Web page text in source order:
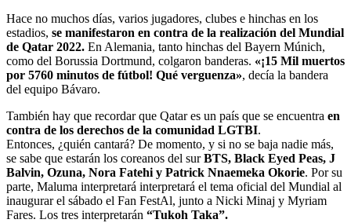
Hace no muchos días, varios jugadores, clubes e hinchas en los
estadios, se manifestaron en contra de la realización del Mundial
de Qatar 2022. En Alemania, tanto hinchas del Bayern Múnich,
como del Borussia Dortmund, colgaron banderas. «¡15 Mil muertos
por 5760 minutos de fútbol! Qué verguenza», decía la bandera
del equipo Bávaro.
También hay que recordar que Qatar es un país que se encuentra en
contra de los derechos de la comunidad LGTBI.
Entonces, ¿quién cantará? De momento, y si no se baja nadie más,
se sabe que estarán los coreanos del surBTS, Black Eyed Peas, J
Balvin, Ozuna, Nora Fatehi y Patrick Nnaemeka Okorie. Por su
parte, Maluma interpretará interpretará el tema oficial del Mundial al
inaugurar el sábado el Fan FestAl, junto a Nicki Minaj y Myriam
Fares. Los tres interpretarán “Tukoh Taka”.